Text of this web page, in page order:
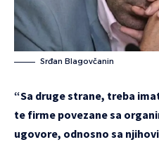
Srđan Blagovčanin
“Sa druge strane, treba
te firme povezane sa
ugovore, odnosno sa